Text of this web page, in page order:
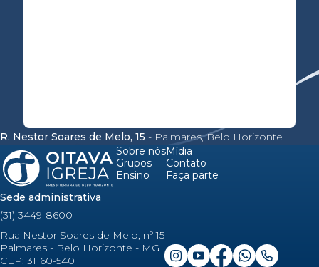
R. Nestor Soares de Melo, 15 - Palmares, Belo Horizonte
Sobre nós
Grupos
Ensino
Mídia
Contato
Faça parte
Sede administrativa
(31) 3449-8600
Rua Nestor Soares de Melo, nº 15
Palmares - Belo Horizonte - MG
CEP: 31160-540